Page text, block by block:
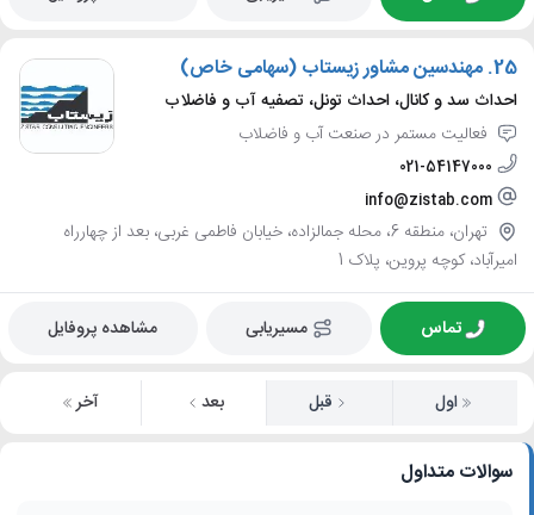
25. مهندسین مشاور زیستاب (سهامی خاص)
احداث سد و کانال، احداث تونل، تصفیه آب و فاضلاب
فعالیت مستمر در صنعت آب و فاضلاب
021-54147000
info@zistab.com
تهران، منطقه 6، محله جمالزاده، خیابان فاطمی غربی، بعد از چهارراه
امیرآباد، کوچه پروین، پلاک 1
تماس مسیریابی مشاهده پروفایل
اول قبل بعد آخر
سوالات متداول